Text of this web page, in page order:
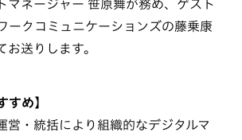
マネージャー 笹原舞が務め、ゲスト
ークコミュニケーションズの藤乗康
お送りします。
すめ】
営・統括により組織的なデジタルマ